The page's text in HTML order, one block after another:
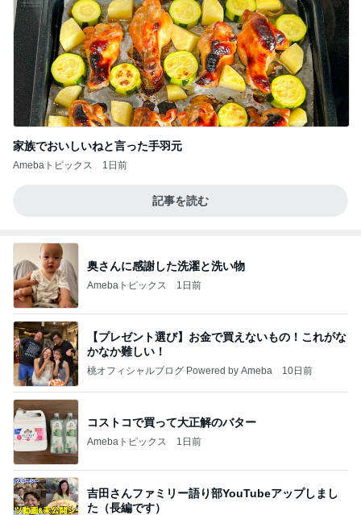
家族でおいしいねと言った手羽元
Amebaトピックス 1日前
記事を読む
奥さんに感謝した洗濯と洗い物
Amebaトピックス 1日前
【プレゼント選び】お金で買えないもの！これがな
かなか難しい！
桃オフィシャルブログ Powered by Ameba 10日前
コストコで買って大正解のバター
Amebaトピックス 1日前
吉田さんファミリー語り部YouTubeアップしまし
た（長編です）